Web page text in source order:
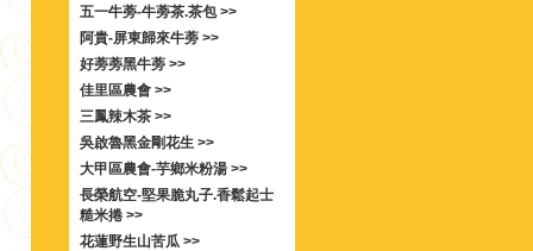
五一牛蒡-牛蒡茶.茶包 >>
阿貴-屏東歸來牛蒡 >>
好蒡蒡黑牛蒡 >>
佳里區農會 >>
三鳳辣木茶 >>
吳啟魯黑金剛花生 >>
大甲區農會-芋鄉米粉湯 >>
長榮航空-堅果脆丸子.香鬆起士
糙米捲 >>
花蓮野生山苦瓜 >>